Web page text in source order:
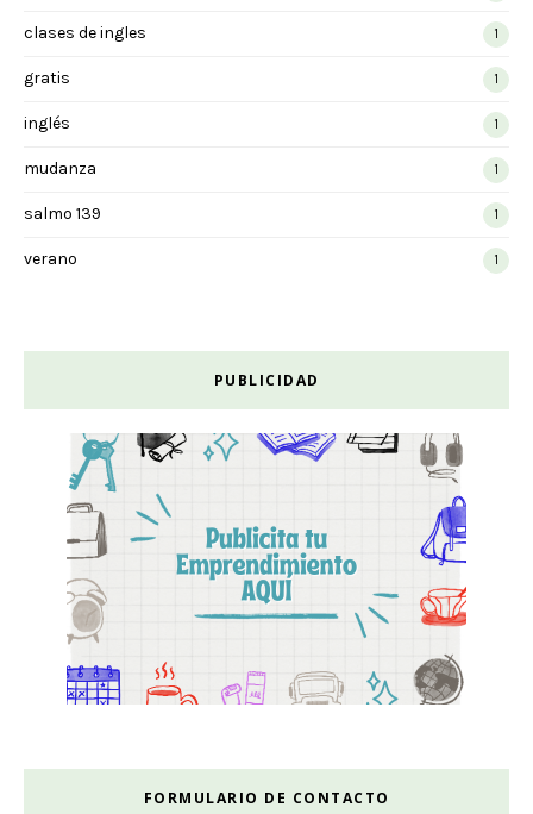
clases de ingles 1
gratis 1
inglés 1
mudanza 1
salmo 139 1
verano 1
PUBLICIDAD
FORMULARIO DE CONTACTO